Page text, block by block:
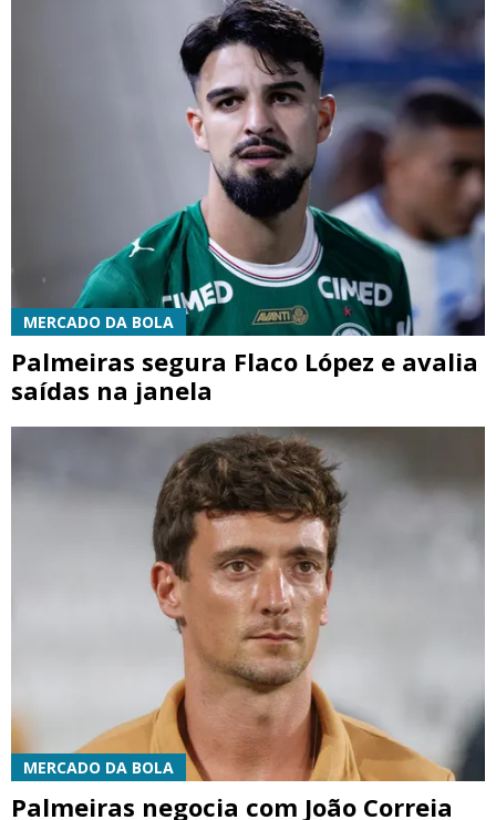
MERCADO DA BOLA
Palmeiras segura Flaco López e avalia
saídas na janela
MERCADO DA BOLA
Palmeiras negocia com João Correia